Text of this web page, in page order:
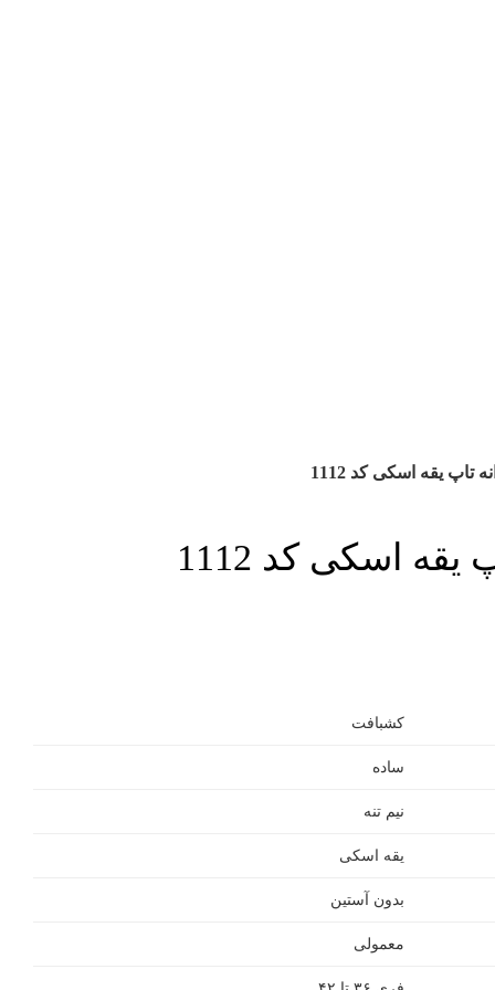
تاپ یقه اسکی کد 1112
اسکی کد 1112
کشبافت
ساده
نیم تنه
یقه اسکی
بدون آستین
معمولی